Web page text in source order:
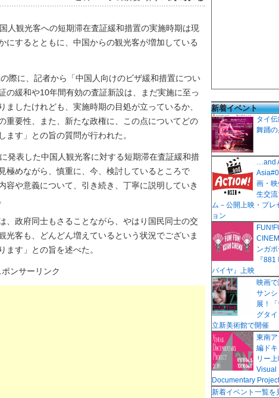
人観光客への短期滞在査証緩和措置の実施時期は現
にするとともに、中国からの観光客が増加している
際に、記者から「中国人向けのビザ緩和措置につい
の緩和や10年間有効の査証新設は、まだ実施に至っ
したけれども、実施時期の目処が立っているか、
重要性、また、新たな政権に、この点についてどの
ます」との旨の質問が行われた。
発表した中国人観光客に対する短期滞在査証緩和措
極めながら、慎重に、今、検討しているところで
容や意義について、引き続き、丁寧に説明していき
、政府同士もさることながら、やはり国民同士の交
光客も、どんどん増えているという状況でございま
ます」との旨を述べた。
ポンサーリンク
新着イベント
タイ伝
舞踊
…and
画・
生交流
ム－公開上映・プレ
ョン
ンガ
『
パイヤ』上映
映画で
サン
展！
グタ
立新美術館で開催
東南
編ドキ
リー
Visual
Documentary
新着イベント一覧を